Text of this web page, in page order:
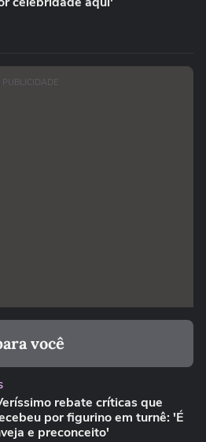
PUBLICIDADE
você
rebate críticas que
por figurino em turnê: 'É
e preconceito'